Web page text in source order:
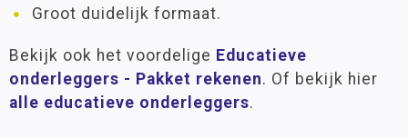
Groot duidelijk formaat.
Bekijk ook het voordelige Educatieve
onderleggers - Pakket rekenen. Of bekijk hier
alle educatieve onderleggers.